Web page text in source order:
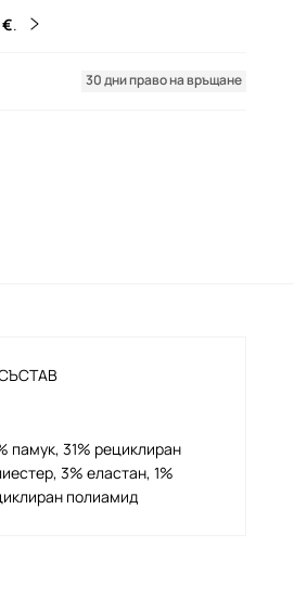
.
30 дни право на връщане
памук, 31% рециклиран
3% еластан, 1%
полиамид